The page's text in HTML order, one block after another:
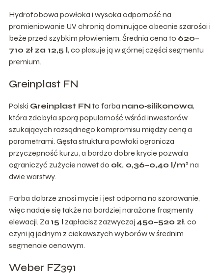
Hydrofobowa powłoka i wysoka odporność na
promieniowanie UV chronią dominujące obecnie szarości i
beże przed szybkim płowieniem. Średnia cena to 620–
710 zł za 12,5 l, co plasuje ją w górnej części segmentu
premium.
Greinplast FN
Polski Greinplast FN to farba nano‑silikonowa,
która zdobyła sporą popularność wśród inwestorów
szukających rozsądnego kompromisu między ceną a
parametrami. Gęsta struktura powłoki ogranicza
przyczepność kurzu, a bardzo dobre krycie pozwala
ograniczyć zużycie nawet do ok. 0,36–0,40 l/m² na
dwie warstwy.
Farba dobrze znosi mycie i jest odporna na szorowanie,
więc nadaje się także na bardziej narażone fragmenty
elewacji. Za 15 l zapłacisz zazwyczaj 450–520 zł, co
czyni ją jednym z ciekawszych wyborów w średnim
segmencie cenowym.
Weber FZ391